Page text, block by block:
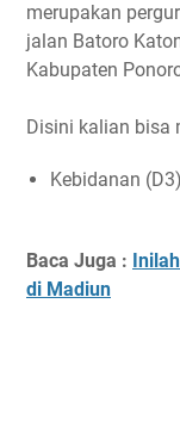
merupakan
jalan Batoro
Kabupaten
Disini kalian bisa
Kebidanan (D3)
Baca Juga :
di Madiun